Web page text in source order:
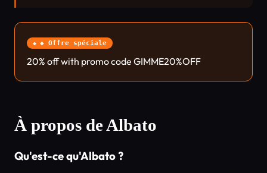
◆ Offre spéciale
20% off with promo code GIMME20%OFF
À propos de Albato
Qu'est-ce qu'Albato ?